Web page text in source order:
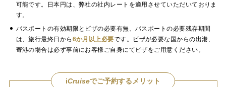
可能です。日本円は、弊社の社内レートを適用させていただいておりま
す。
パスポートの有効期限とピザの必要有無、パスポートの必要残存期間
は、旅行最終日から 6か月以上必要です。ビザが必要な国からの出港、
寄港の場合は必ず事前にお客様ご自身にてビザをご用意ください。
iCruiseでご予約するメリット